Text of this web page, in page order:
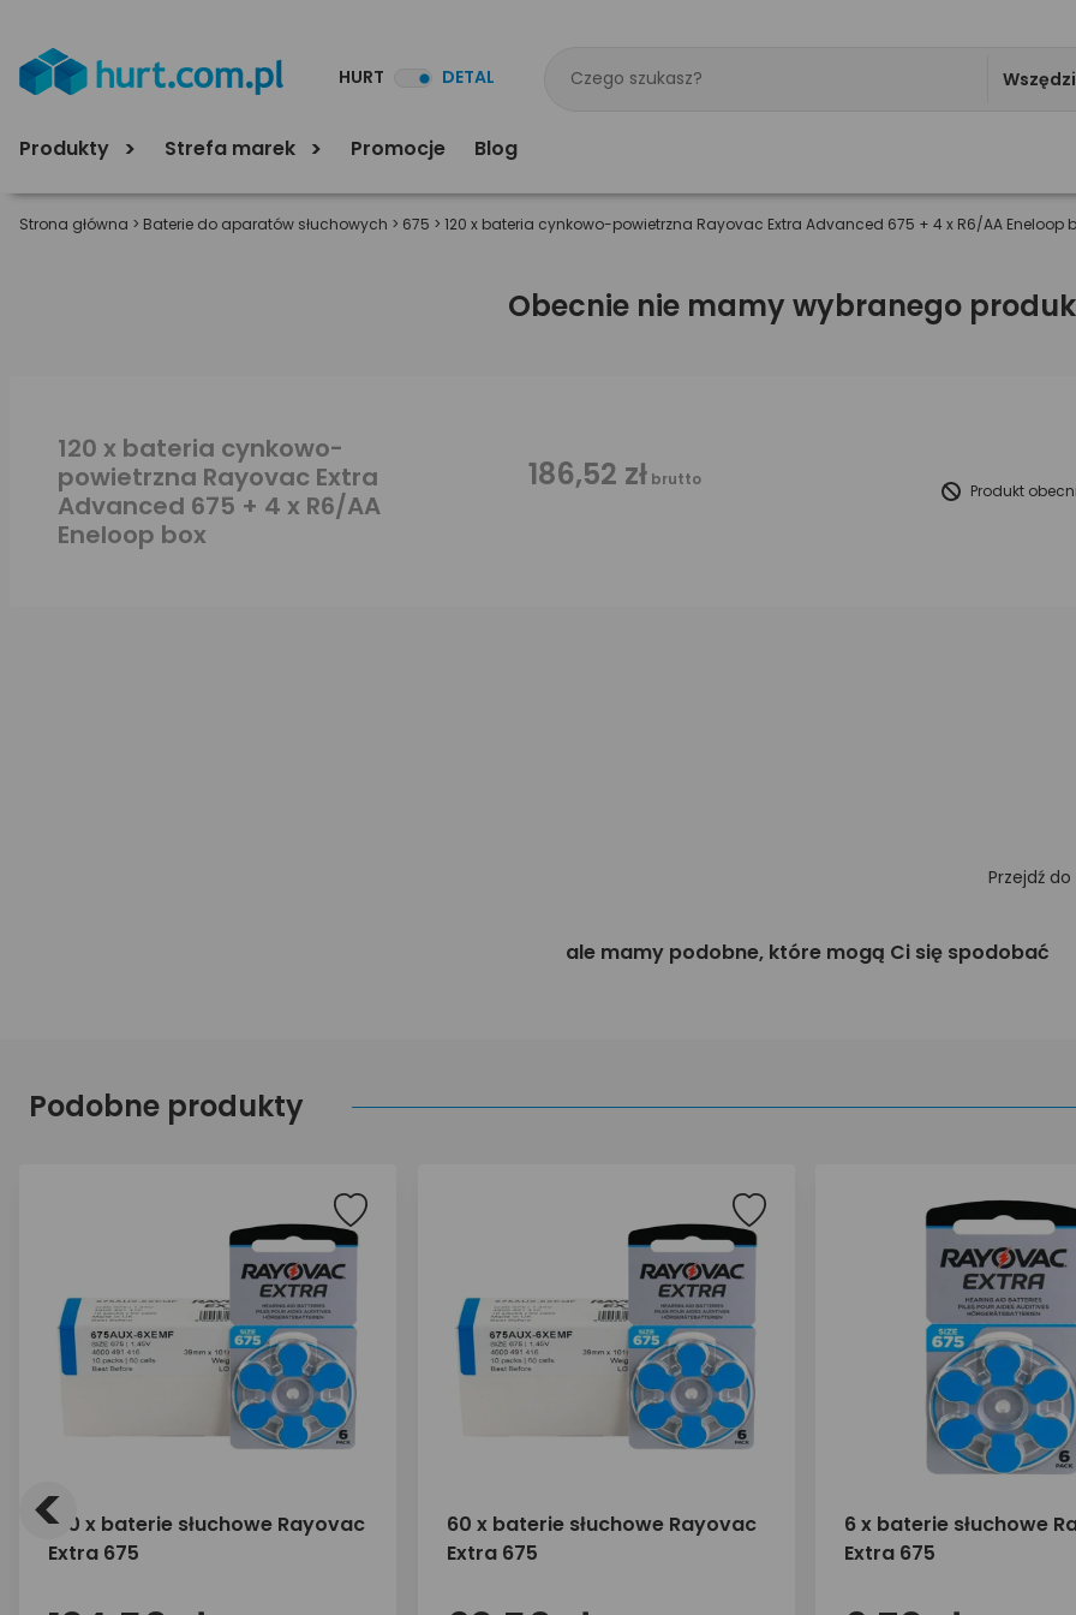
HURT DETAL
Produkty Strefa marek Promocje Blog
Strona główna > Baterie do aparatów słuchowych > 675 > 120 x bateria cynkowo-powietrzna Rayovac Extra Advanced 675 + 4 x R6/AA Eneloop
Obecnie nie mamy wybranego
120 x bateria cynkowo-
powietrzna Rayovac Extra
Advanced 675 + 4 x R6/AA
Eneloop box
186,52 zł brutto
Produkt
Przejdź do
ale mamy podobne, które mogą Ci się spodobać
Podobne produkty
120 x baterie słuchowe Rayovac
Extra 675
60 x baterie słuchowe Rayovac
Extra 675
6 x baterie słuchowe
Extra 675
<